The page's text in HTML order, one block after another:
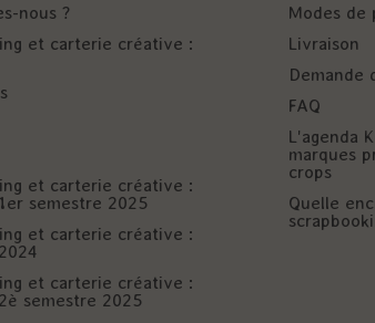
nous ?
et carterie créative :
et carterie créative :
semestre 2025
et carterie créative :
et carterie créative :
semestre 2025
Modes de
Livraison
Demande
FAQ
L'agenda
marques
crops
Quelle